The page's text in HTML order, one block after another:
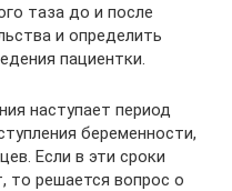
таза до и после
и определить
пациентки.
наступает период
беременности,
Если в эти сроки
то решается вопрос о